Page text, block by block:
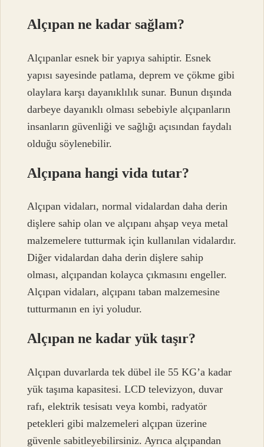
Alçıpan ne kadar sağlam?
Alçıpanlar esnek bir yapıya sahiptir. Esnek
yapısı sayesinde patlama, deprem ve çökme gibi
olaylara karşı dayanıklılık sunar. Bunun dışında
darbeye dayanıklı olması sebebiyle alçıpanların
insanların güvenliği ve sağlığı açısından faydalı
olduğu söylenebilir.
Alçıpana hangi vida tutar?
Alçıpan vidaları, normal vidalardan daha derin
dişlere sahip olan ve alçıpanı ahşap veya metal
malzemelere tutturmak için kullanılan vidalardır.
Diğer vidalardan daha derin dişlere sahip
olması, alçıpandan kolayca çıkmasını engeller.
Alçıpan vidaları, alçıpanı taban malzemesine
tutturmanın en iyi yoludur.
Alçıpan ne kadar yük taşır?
Alçıpan duvarlarda tek dübel ile 55 KG’a kadar
yük taşıma kapasitesi. LCD televizyon, duvar
rafı, elektrik tesisatı veya kombi, radyatör
petekleri gibi malzemeleri alçıpan üzerine
güvenle sabitleyebilirsiniz. Ayrıca alçıpandan